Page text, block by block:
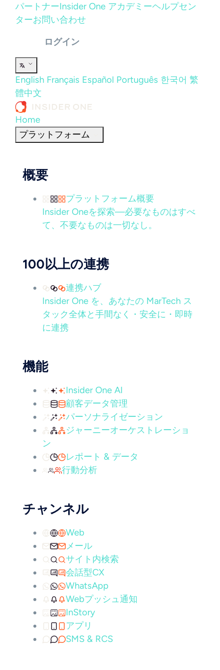
パートナーInsider One アカデミーヘルプセン
ターお問い合わせ
ログイン
English Français Español Português 한국어 繁
體中文
Home
プラットフォーム
概要
プラットフォーム概要
Insider Oneを探索—必要なものはすべ
て、不要なものは一切なし。
100以上の連携
連携ハブ
Insider One を、あなたの MarTech ス
タック全体と手間なく・安全に・即時
に連携
機能
Insider One AI
顧客データ管理
パーソナライゼーション
ジャーニーオーケストレーショ
ン
レポート & データ
行動分析
チャンネル
Web
メール
サイト内検索
会話型CX
WhatsApp
Webプッシュ通知
InStory
アプリ
SMS & RCS